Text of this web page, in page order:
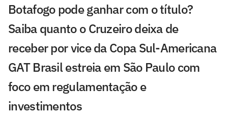
Botafogo pode ganhar com o título?
Saiba quanto o Cruzeiro deixa de
receber por vice da Copa Sul-Americana
GAT Brasil estreia em São Paulo com
foco em regulamentação e
investimentos